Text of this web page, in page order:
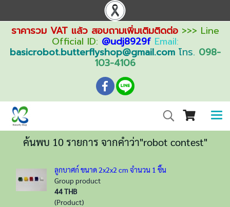
ราคารวม VAT แล้ว สอบถามเพิ่มเติมติดต่อ>>> Line
Official ID: @udj8929f Email:
basicrobot.butterflyshop@gmail.comโทร. 098-
103-4106
ค้นพบ 10 รายการ จากคำว่า"robot contest"
ลูกบาศก์ ขนาด 2x2x2 cm จำนวน 1 ชิ้น
Group product
44 THB
(Product)